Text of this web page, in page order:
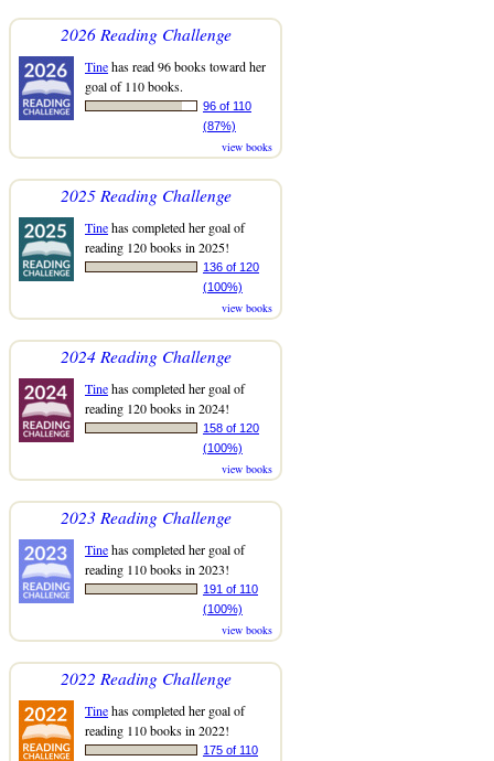
2026 Reading Challenge
Tinehas read 96 books toward her
goal of 110 books.
96 of 110
(87%)
view books
2025 Reading Challenge
Tinehas completed her goal of
reading 120 books in 2025!
136 of 120
(100%)
view books
2024 Reading Challenge
Tinehas completed her goal of
reading 120 books in 2024!
158 of 120
(100%)
view books
2023 Reading Challenge
Tinehas completed her goal of
reading 110 books in 2023!
191 of 110
(100%)
view books
2022 Reading Challenge
Tinehas completed her goal of
reading 110 books in 2022!
175 of 110